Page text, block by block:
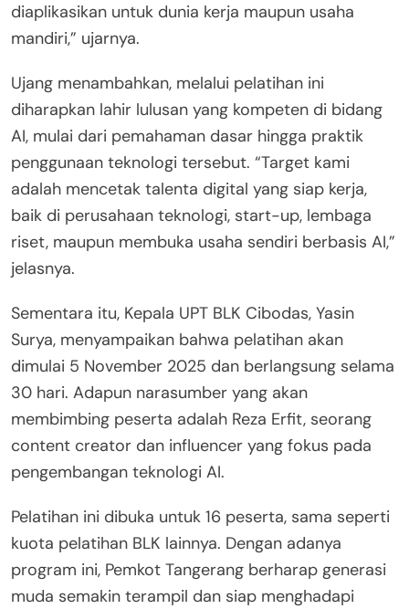
diaplikasikan untuk dunia kerja maupun usaha
mandiri,” ujarnya.
Ujang menambahkan, melalui pelatihan ini
diharapkan lahir lulusan yang kompeten di bidang
AI, mulai dari pemahaman dasar hingga praktik
penggunaan teknologi tersebut. “Target kami
adalah mencetak talenta digital yang siap kerja,
baik di perusahaan teknologi, start-up, lembaga
riset, maupun membuka usaha sendiri berbasis AI,”
jelasnya.
Sementara itu, Kepala UPT BLK Cibodas, Yasin
Surya, menyampaikan bahwa pelatihan akan
dimulai 5 November 2025 dan berlangsung selama
30 hari. Adapun narasumber yang akan
membimbing peserta adalah Reza Erfit, seorang
content creator dan influencer yang fokus pada
pengembangan teknologi AI.
Pelatihan ini dibuka untuk 16 peserta, sama seperti
kuota pelatihan BLK lainnya. Dengan adanya
program ini, Pemkot Tangerang berharap generasi
muda semakin terampil dan siap menghadapi